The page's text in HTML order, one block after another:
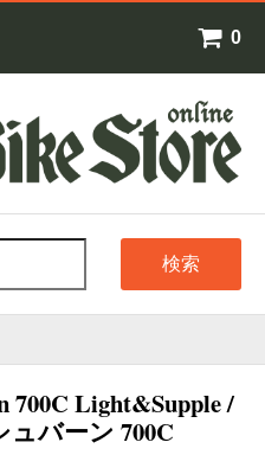
0
検索
700C Light&Supple /
バーン 700C